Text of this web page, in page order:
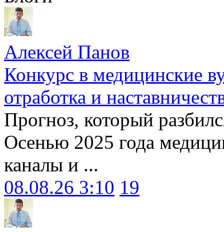
Алексей Панов
Конкурс в медицинские
отработка и
Прогноз, который
Осенью 2025 года
каналы и ...
08.08.26 3:10 19